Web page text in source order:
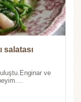
salatası
ve